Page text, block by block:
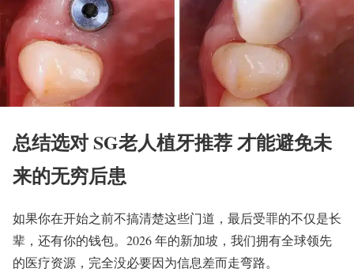
总结选对 SG老人植牙推荐 才能避免未
来的无穷后患
如果你在开始之前不搞清楚这些门道，最后受罪的不仅是长
辈，还有你的钱包。2026 年的新加坡，我们拥有全球领先
的医疗资源，完全没必要因为信息差而走弯路。